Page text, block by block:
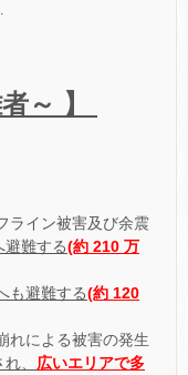
～ 】
ライン被害及び余震
避難する(約 210 万
も避難する(約 120
れによる被害の発生
、 広いエリアで多